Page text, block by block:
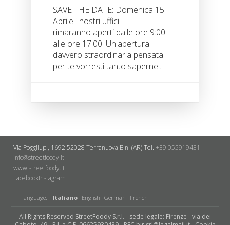
SAVE THE DATE: Domenica 15
Aprile i nostri uffici
rimaranno aperti dalle ore 9:00
alle ore 17:00. Un'apertura
davvero straordinaria pensata
per te vorresti tanto saperne...
Via Poggilupi, 1692 52028 Terranuova B.ni (AR)Tel. +39 055919431
info@streetfoody.it
www.streetfoody.it
Facebook​Instagram
language: Italiano English German French
All Rights Reserved StreetFoody S.r.l. - sede legale: Firenze - via dei